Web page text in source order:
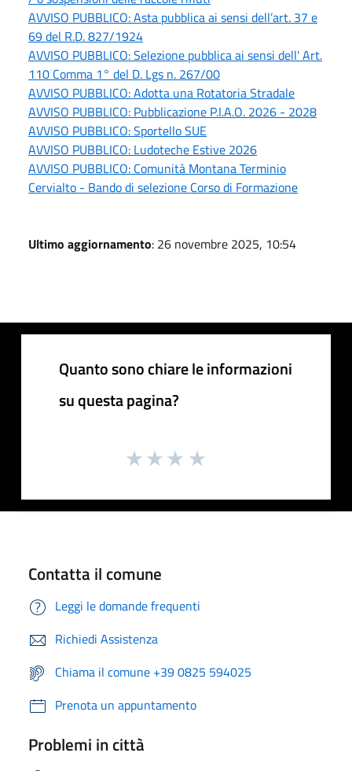
AVVISO PUBBLICO: Asta pubblica ai sensi dell’art. 37 e
69 del R.D. 827/1924
AVVISO PUBBLICO: Selezione pubblica ai sensi dell' Art.
110 Comma 1° del D. Lgs n. 267/00
AVVISO PUBBLICO: Adotta una Rotatoria Stradale
AVVISO PUBBLICO: Pubblicazione P.I.A.O. 2026 - 2028
AVVISO PUBBLICO: Sportello SUE
AVVISO PUBBLICO: Ludoteche Estive 2026
AVVISO PUBBLICO: Comunità Montana Terminio
Cervialto - Bando di selezione Corso di Formazione
Ultimo aggiornamento: 26 novembre 2025, 10:54
Quanto sono chiare le informazioni
su questa pagina?
Contatta il comune
Leggi le domande frequenti
Richiedi Assistenza
Chiama il comune +39 0825 594025
Prenota un appuntamento
Problemi in città